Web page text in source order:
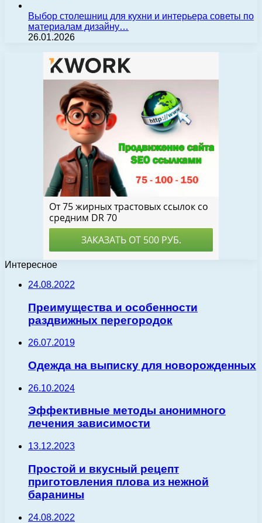
Выбор столешниц для кухни и интерьера советы по
материалам дизайну…
26.01.2026
Интересное
24.08.2022
Преимущества и особенности
раздвижных перегородок
26.07.2019
Одежда на выписку для новорожденных
26.10.2024
Эффективные методы анонимного
лечения зависимости
13.12.2023
Простой и вкусный рецепт
приготовления плова из нежной
баранины
24.08.2022